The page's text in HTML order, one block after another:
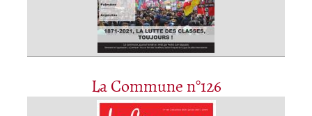
La Commune n°126